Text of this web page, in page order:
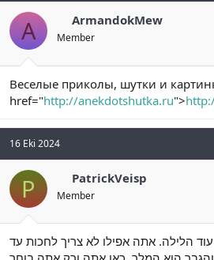
A ArmandokMew
Member
Веселые приколы, шутки и
href="http://anekdotshutka.ru">
16 Eki 2024
P PatrickVeisp
Member
הלילה. אתה אפילו לא צריך לחכות עד